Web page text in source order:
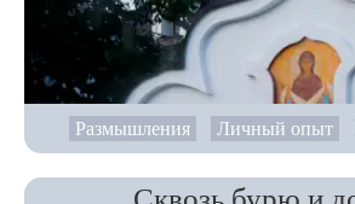
Размышления Личный опыт